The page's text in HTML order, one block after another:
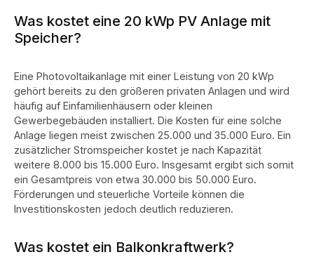
Was kostet eine 20 kWp PV Anlage mit
Speicher?
Eine Photovoltaikanlage mit einer Leistung von 20 kWp
gehört bereits zu den größeren privaten Anlagen und wird
häufig auf Einfamilienhäusern oder kleinen
Gewerbegebäuden installiert. Die Kosten für eine solche
Anlage liegen meist zwischen 25.000 und 35.000 Euro. Ein
zusätzlicher Stromspeicher kostet je nach Kapazität
weitere 8.000 bis 15.000 Euro. Insgesamt ergibt sich somit
ein Gesamtpreis von etwa 30.000 bis 50.000 Euro.
Förderungen und steuerliche Vorteile können die
Investitionskosten jedoch deutlich reduzieren.
Was kostet ein Balkonkraftwerk?